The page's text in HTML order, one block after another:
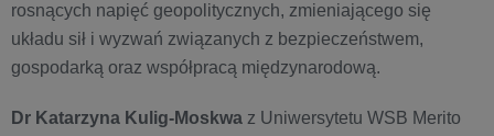
rosnących napięć geopolitycznych, zmieniającego się
układu sił i wyzwań związanych z bezpieczeństwem,
gospodarką oraz współpracą międzynarodową.
Dr Katarzyna Kulig-Moskwa z Uniwersytetu WSB Merito